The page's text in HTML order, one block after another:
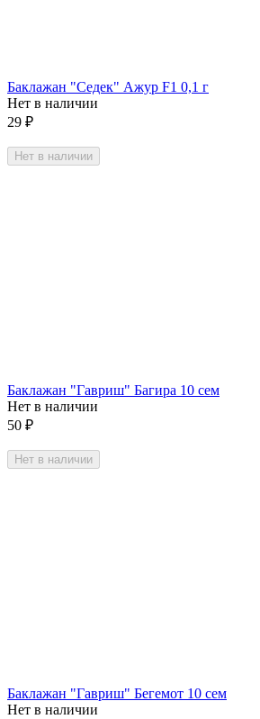
Баклажан "Седек" Ажур F1 0,1 г
Нет в наличии
29 ₽
Нет в наличии
Баклажан "Гавриш" Багира 10 сем
Нет в наличии
50 ₽
Нет в наличии
Баклажан "Гавриш" Бегемот 10 сем
Нет в наличии